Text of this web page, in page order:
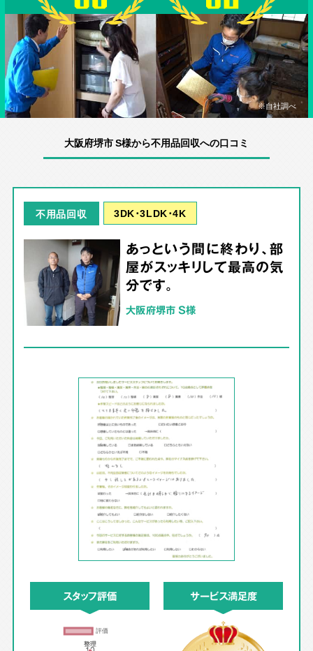
※自社調べ
大阪府堺市 S様から不用品回収への口コミ
不用品回収 3DK･3LDK･4K
あっという間に終わり、部
屋がスッキリして最高の気
分です。
大阪府堺市 S様
スタッフ評価 サービス満足度